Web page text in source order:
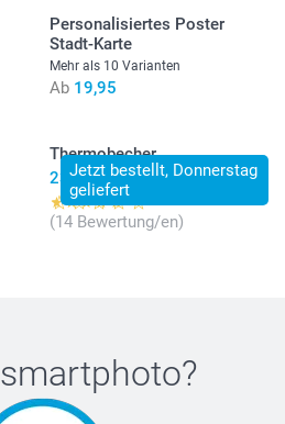
Personalisiertes Poster
Stadt-Karte
Mehr als 10 Varianten
Ab 19,95
Jetzt bestellt, Donnerstag
geliefert
Thermobecher
23,95
(14 Bewertung/en)
smartphoto?